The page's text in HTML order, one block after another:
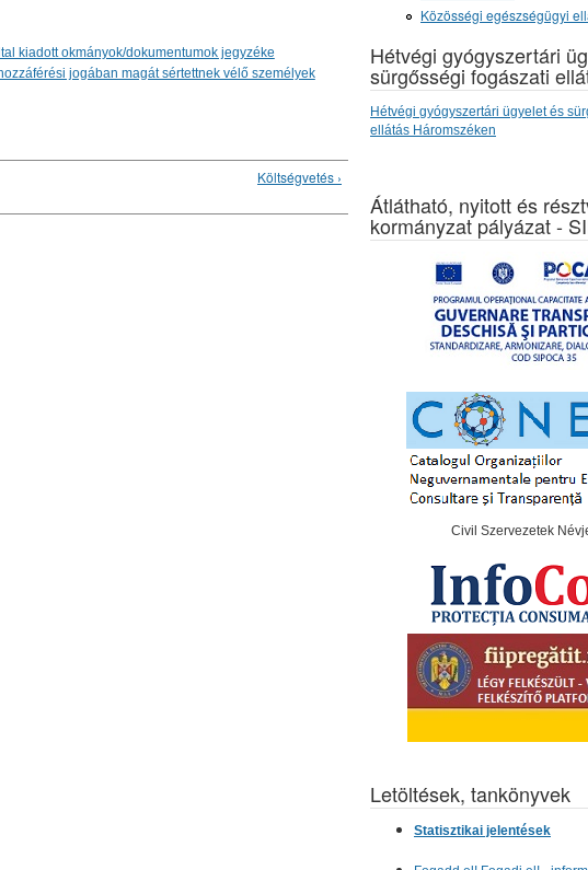
kiadott okmányok/dokumentumok jegyzéke
jogában magát sértettnek vélő személyek
Költségvetés ›
Közösségi egészségügyi
Hétvégi gyógyszertári
sürgősségi fogászati
Hétvégi gyógyszertári ügyelet és
ellátás Háromszéken
Átlátható, nyitott és
kormányzat pályázat -
Civil Szervezetek
Letöltések, tankönyvek
Statisztikai jelentések